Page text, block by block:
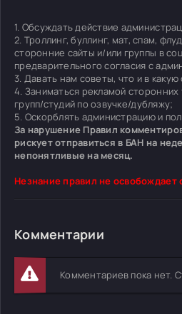
1. Обсуждать действие
2. Троллинг, буллинг, мат, спам,
сторонние сайты и/или группы в
предварительного согласия с
3. Давать нам советы, что и в
4. Заниматься рекламой
групп/студий по озвучке/дубляжу;
5. Оскорблять администрацию и
За нарушение Правил
рискует отправиться в БАН на
непонятливые на месяц.
Незнание правил не освобождает
Комментарии
Комментариев пока нет.